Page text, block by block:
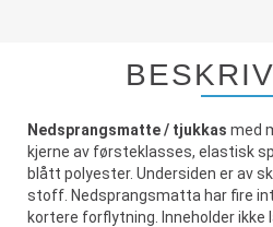
Nedsprangsmatte / tjukkas med
kjerne av førsteklasses, elastisk
blått polyester. Undersiden er av
stoff. Nedsprangsmatta har fire
kortere forflytning. Inneholder ikke